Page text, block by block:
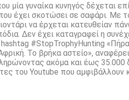
μία γυναίκα κυνηγός δέχεται
έχει σκοτώσει σε σαφάρι. Με
να έρχεται κατευθείαν
Δεν έχει καταγραφεί η
#StopTrophyHunting
Το βρήκα αστείο»,
ακόμα και έως 35.000
του Youtube που αμφιβάλλουν